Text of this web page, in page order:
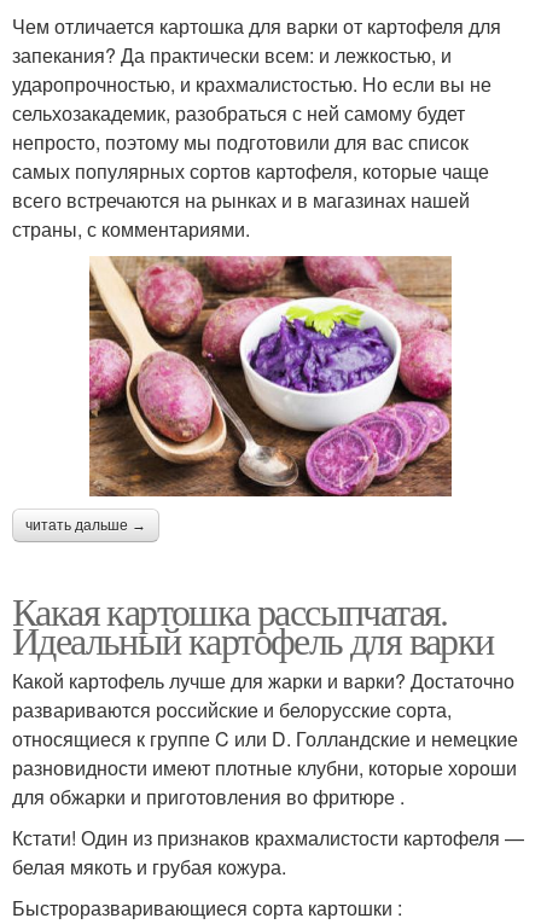
Чем отличается картошка для варки от картофеля для
запекания? Да практически всем: и лежкостью, и
ударопрочностью, и крахмалистостью. Но если вы не
сельхозакадемик, разобраться с ней самому будет
непросто, поэтому мы подготовили для вас список
самых популярных сортов картофеля, которые чаще
всего встречаются на рынках и в магазинах нашей
страны, с комментариями.
читать дальше →
Какая картошка рассыпчатая.
Идеальный картофель для варки
Какой картофель лучше для жарки и варки? Достаточно
развариваются российские и белорусские сорта,
относящиеся к группе C или D. Голландские и немецкие
разновидности имеют плотные клубни, которые хороши
для обжарки и приготовления во фритюре .
Кстати! Один из признаков крахмалистости картофеля —
белая мякоть и грубая кожура.
Быстроразваривающиеся сорта картошки :